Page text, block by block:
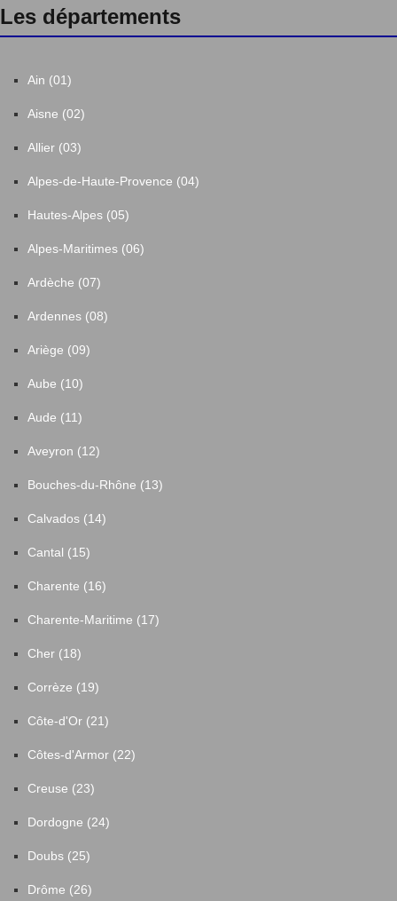
Les départements
Ain (01)
Aisne (02)
Allier (03)
Alpes-de-Haute-Provence (04)
Hautes-Alpes (05)
Alpes-Maritimes (06)
Ardèche (07)
Ardennes (08)
Ariège (09)
Aube (10)
Aude (11)
Aveyron (12)
Bouches-du-Rhône (13)
Calvados (14)
Cantal (15)
Charente (16)
Charente-Maritime (17)
Cher (18)
Corrèze (19)
Côte-d'Or (21)
Côtes-d'Armor (22)
Creuse (23)
Dordogne (24)
Doubs (25)
Drôme (26)